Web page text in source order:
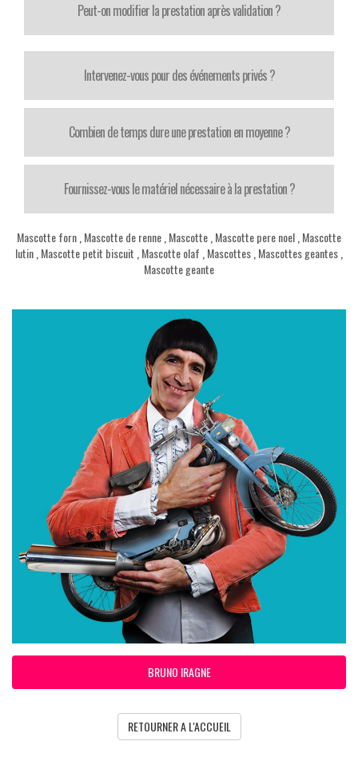
Peut-on modifier la prestation après validation ?
Intervenez-vous pour des événements privés ?
Combien de temps dure une prestation en moyenne ?
Fournissez-vous le matériel nécessaire à la prestation ?
Mascotte forn Mascotte de renne Mascotte Mascotte pere noel Mascotte
lutin Mascotte petit biscuit Mascotte olaf Mascottes Mascottes geantes
Mascotte geante
BRUNO IRAGNE
RETOURNER A L'ACCUEIL